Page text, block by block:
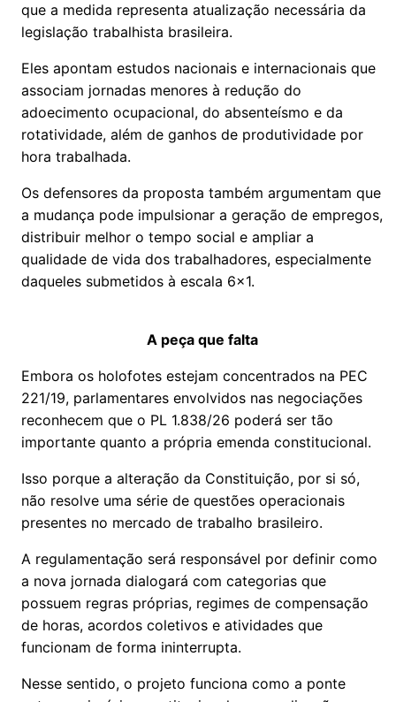
que a medida representa atualização necessária da
legislação trabalhista brasileira.
Eles apontam estudos nacionais e internacionais que
associam jornadas menores à redução do
adoecimento ocupacional, do absenteísmo e da
rotatividade, além de ganhos de produtividade por
hora trabalhada.
Os defensores da proposta também argumentam que
a mudança pode impulsionar a geração de empregos,
distribuir melhor o tempo social e ampliar a
qualidade de vida dos trabalhadores, especialmente
daqueles submetidos à escala 6x1.
A peça que falta
Embora os holofotes estejam concentrados na PEC
221/19, parlamentares envolvidos nas negociações
reconhecem que o PL 1.838/26 poderá ser tão
importante quanto a própria emenda constitucional.
Isso porque a alteração da Constituição, por si só,
não resolve uma série de questões operacionais
presentes no mercado de trabalho brasileiro.
A regulamentação será responsável por definir como
a nova jornada dialogará com categorias que
possuem regras próprias, regimes de compensação
de horas, acordos coletivos e atividades que
funcionam de forma ininterrupta.
Nesse sentido, o projeto funciona como a ponte